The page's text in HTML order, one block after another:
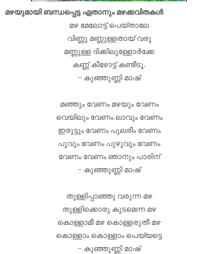
മഴയുമായി ബന്ധപ്പെട്ട ഏതാനും മഴക്കവിതകൾ
മഴ മേലോട്ട് പെയ്‌താലേ
വിണ്ണു മണ്ണുള്ളതായ് വരൂ
മണ്ണുള്ള ദിക്കിലുള്ളോർക്കേ
കണ്ണ് കീഴോട്ട് കണ്ടീടൂ.
- കുഞ്ഞുണ്ണി മാഷ്
മഞ്ഞും വേണം മഴയും വേണം
വെയിലും വേണം ലാവും വേണം
ഇരുട്ടും വേണം പുലരീം വേണം
പൂവും വേണം പുഴുവും വേണം
വേണം വേണം ഞാനും പാരിന്
- കുഞ്ഞുണ്ണി മാഷ്
തുള്ളിപ്പാഞ്ഞു വരുന്ന മഴ
തുള്ളിക്കൊരു കുടമെന്ന മഴ
കൊള്ളാമീ മഴ കൊള്ളരുതീ മഴ
കൊള്ളാം കൊള്ളാം പെയ്യട്ടെ
- കുഞ്ഞുണ്ണി മാഷ്